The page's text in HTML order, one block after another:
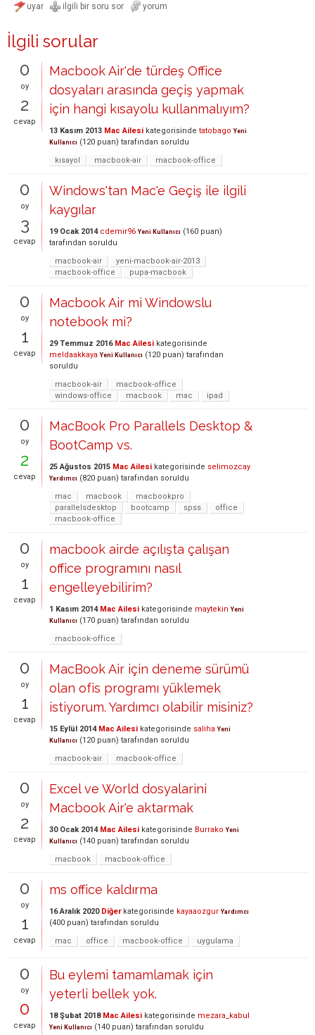
İlgili sorular
0
oy
2
cevap
Macbook Air'de türdeş Office
dosyaları arasında geçiş yapmak
için hangi kısayolu kullanmalıyım?
13 Kasım 2013 Mac Ailesi kategorisinde tatobago Yeni
Kullanıcı (120 puan) tarafından soruldu
kısayol
macbook-air macbook-office
0
oy
3
cevap
Windows'tan Mac'e Geçiş ile ilgili
kaygılar
19 Ocak 2014 cdemir96 Yeni Kullanıcı (160 puan)
tarafından soruldu
macbook-air
yeni-macbook-air-2013
macbook-office
pupa-macbook
0
oy
1
cevap
Macbook Air mi Windowslu
notebook mi?
29 Temmuz 2016 Mac Ailesi kategorisinde
meldaakkaya Yeni Kullanıcı (120 puan) tarafından
soruldu
macbook-air
macbook-office
windows-office
macbook mac ipad
0
oy
2
cevap
MacBook Pro Parallels Desktop &
BootCamp vs.
25 Ağustos 2015 Mac Ailesi kategorisinde selimozcay
Yardımcı (820 puan) tarafından soruldu
mac
macbook
macbookpro
parallelsdesktop
bootcamp spss
office
macbook-office
0
oy
1
cevap
macbook airde açılışta çalışan
office programını nasıl
engelleyebilirim?
1 Kasım 2014 Mac Ailesi kategorisinde maytekin Yeni
Kullanıcı (170 puan) tarafından soruldu
macbook-office
0
oy
1
cevap
MacBook Air için deneme sürümü
olan ofis programı yüklemek
istiyorum. Yardımcı olabilir misiniz?
15 Eylül 2014 Mac Ailesi kategorisinde saliha Yeni
Kullanıcı (120 puan) tarafından soruldu
macbook-air
macbook-office
0
oy
2
cevap
Excel ve World dosyalarini
Macbook Air'e aktarmak
30 Ocak 2014 Mac Ailesi kategorisinde Burrako Yeni
Kullanıcı (140 puan) tarafından soruldu
macbook
macbook-office
0
oy
1
cevap
ms office kaldırma
16 Aralık 2020 Diğerkategorisinde kayaaozgur Yardımcı
(400 puan) tarafından soruldu
mac
office macbook-office uygulama
0
oy
0
cevap
Bu eylemi tamamlamak için
yeterli bellek yok.
18 Şubat 2018 Mac Ailesi kategorisinde mezara_kabul
Yeni Kullanıcı (140 puan) tarafından soruldu